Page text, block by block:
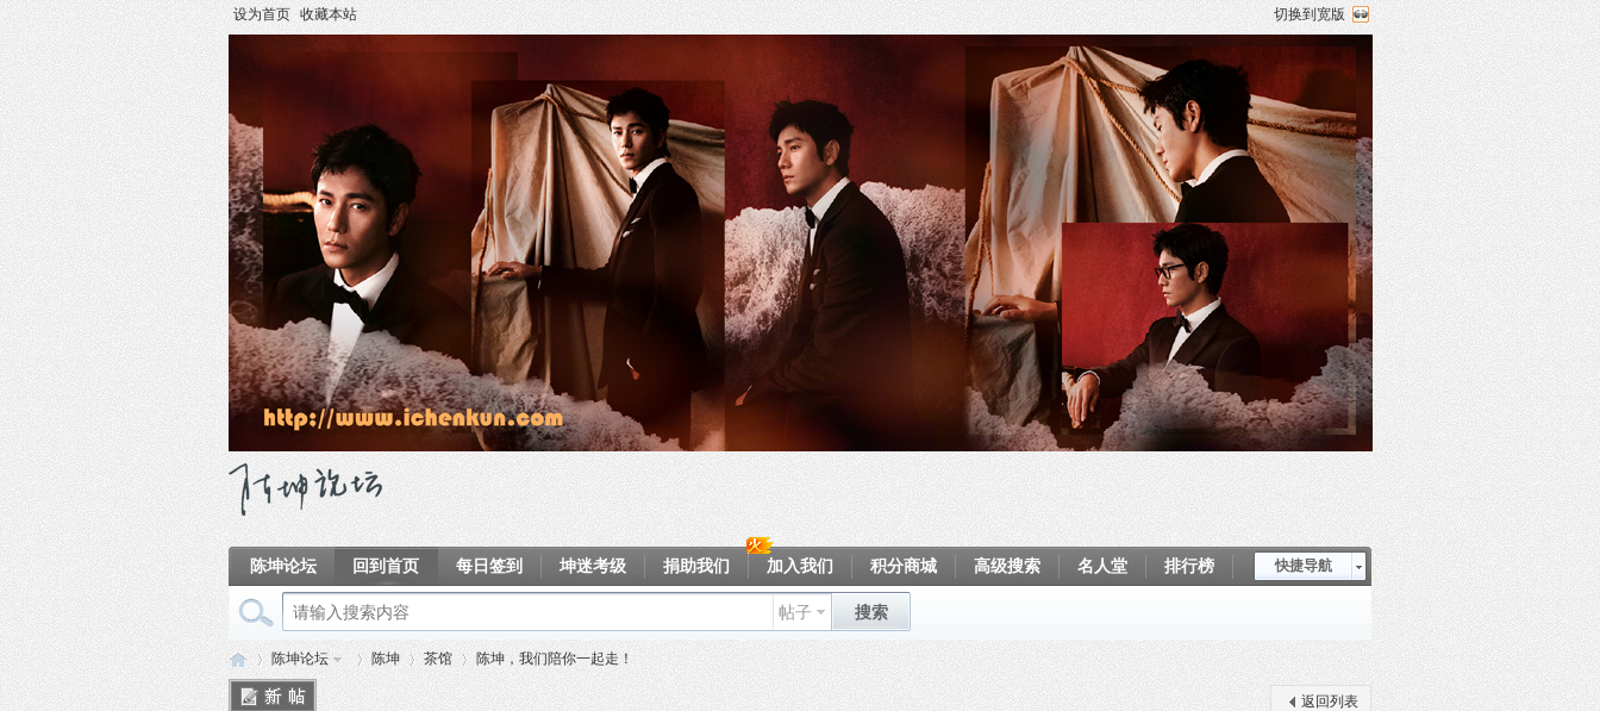
设为首页 收藏本站 切换到宽版
快捷导航
陈坤论坛 回到首页 每日签到 坤迷考级 捐助我们 加入我们 积分商城 高级搜索 名人堂
排行榜
帖子 搜索
陈坤论坛 陈坤 茶馆 陈坤，我们陪你一起走！
返回列表